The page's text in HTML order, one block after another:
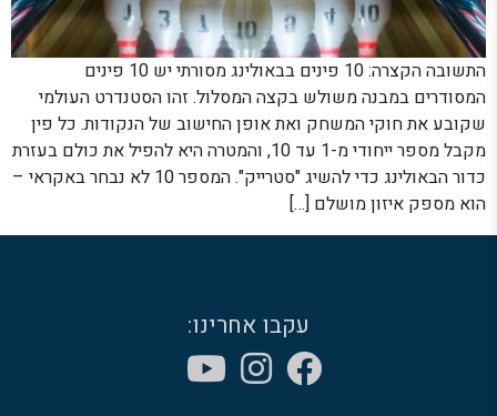
התשובה הקצרה: 10 פינים בבאולינג מסורתי יש 10 פינים
המסודרים במבנה משולש בקצה המסלול. זהו הסטנדרט העולמי
שקובע את חוקי המשחק ואת אופן החישוב של הנקודות. כל פין
מקבל מספר ייחודי מ-1 עד 10, והמטרה היא להפיל את כולם בעזרת
כדור הבאולינג כדי להשיג "סטרייק". המספר 10 לא נבחר באקראי –
הוא מספק איזון מושלם […]
עקבו אחרינו: